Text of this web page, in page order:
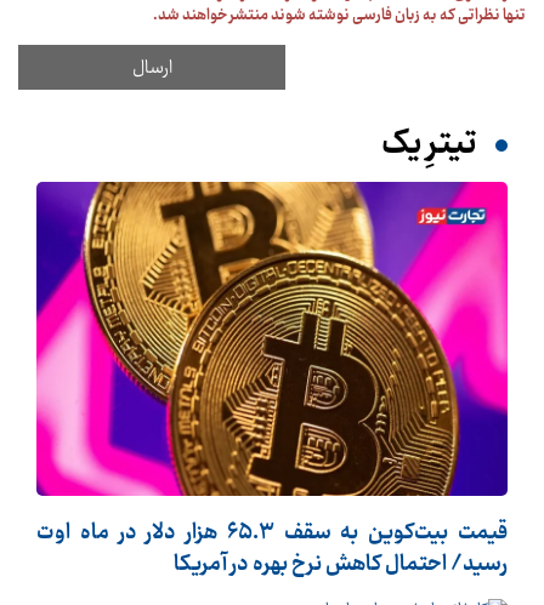
تنها نظراتی که به زبان فارسی نوشته شوند منتشر خواهند شد.
تیترِ یک
قیمت بیت‌کوین به سقف ۶۵.۳ هزار دلار در ماه اوت
رسید/ احتمال کاهش نرخ بهره در آمریکا